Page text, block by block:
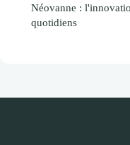
Néovanne :
quotidiens